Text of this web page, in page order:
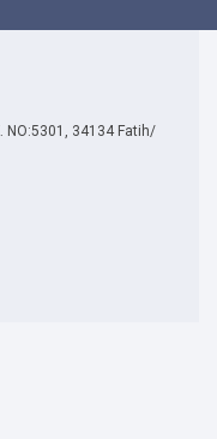
NO:5301, 34134 Fatih/